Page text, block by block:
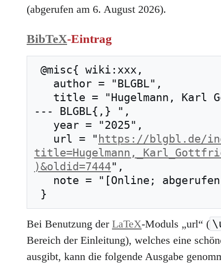
(abgerufen am 6. August 2026).
BibTeX-Eintrag
--- BLGBL{,} ",
   url = "
https://blgbl.de/
)&oldid=7444",
Bei Benutzung der LaTeX-Moduls „url“ (
Bereich der Einleitung), welches eine
ausgibt, kann die folgende Ausgabe